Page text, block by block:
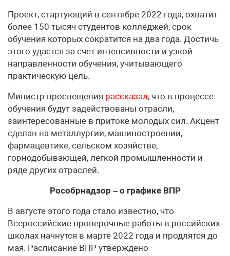
Проект, стартующий в сентябре 2022 года, охватит
более 150 тысяч студентов колледжей, срок
обучения которых сократится на два года. Достичь
этого удастся за счет интенсивности и узкой
направленности обучения, учитывающего
практическую цель.
Министр просвещения рассказал, что в процессе
обучения будут задействованы отрасли,
заинтересованные в притоке молодых сил. Акцент
сделан на металлургии, машиностроении,
фармацевтике, сельском хозяйстве,
горнодобывающей, легкой промышленности и
ряде других отраслей.
Рособрнадзор – о графике ВПР
В августе этого года стало известно, что
Всероссийские проверочные работы в российских
школах начнутся в марте 2022 года и продлятся до
мая. Расписание ВПР утверждено